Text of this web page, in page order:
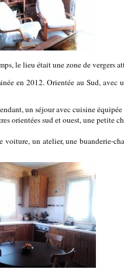
le lieu était une zone de vergers
en 2012. Orientée au Sud, avec
un séjour avec cuisine
orientées sud et ouest, une petite
voiture, un atelier, une buanderie-